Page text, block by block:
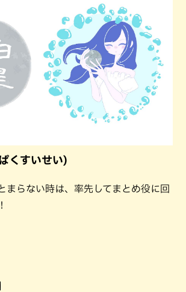
くすいせい)
まらない時は、率先してまとめ役に回